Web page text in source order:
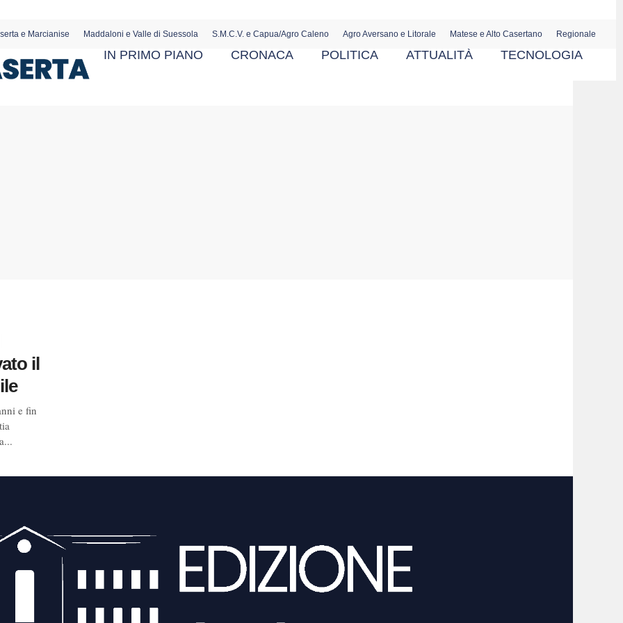
e Marcianise Maddaloni e Valle di Suessola S.M.C.V. e Capua/Agro Caleno Agro Aversano e Litorale Matese e Alto Casertano Regionale
IN PRIMO PIANO CRONACA POLITICA ATTUALITÀ TECNOLOGIA
il
e fin